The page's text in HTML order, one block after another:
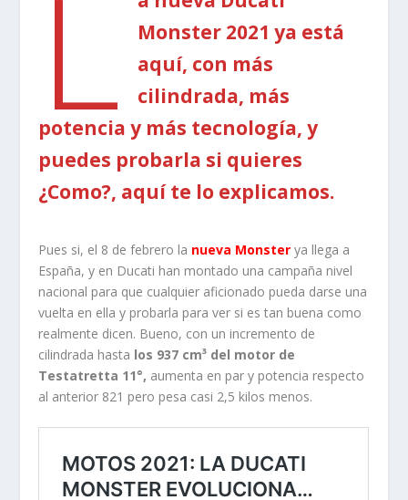
L
Monster 2021 ya está
aquí, con más
cilindrada, más
potencia y más tecnología, y
puedes probarla si quieres
¿Como?, aquí te lo explicamos.
Pues si, el 8 de febrero la nueva Monster ya llega a
España, y en Ducati han montado una campaña nivel
nacional para que cualquier aficionado pueda darse una
vuelta en ella y probarla para ver si es tan buena como
realmente dicen. Bueno, con un incremento de
cilindrada hasta los 937 cm³ del motor de
Testatretta 11°, aumenta en par y potencia respecto
al anterior 821 pero pesa casi 2,5 kilos menos.